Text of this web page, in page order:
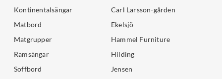
Kontinentalsängar
Matbord
Matgrupper
Ramsängar
Soffbord
Carl Larsson-gården
Ekelsjö
Hammel Furniture
Hilding
Jensen